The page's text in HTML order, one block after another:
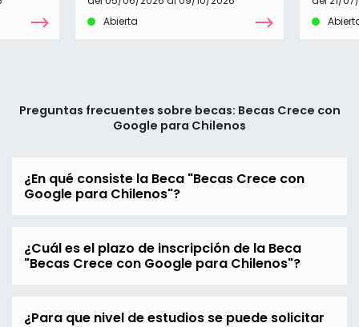
Abierta
Preguntas frecuentes sobre becas: Becas Crece con
Google para Chilenos
¿En qué consiste la Beca "Becas Crece con
Google para Chilenos"?
¿Cuál es el plazo de inscripción de la Beca
"Becas Crece con Google para Chilenos"?
¿Para que nivel de estudios se puede solicitar